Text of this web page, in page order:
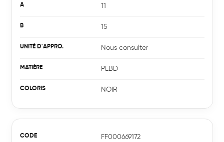
11
15
Nous consulter
PEBD
NOIR
FF000669172